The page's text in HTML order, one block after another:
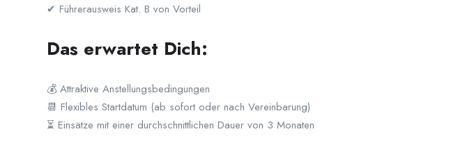
✔ Führerausweis Kat. B von Vorteil
Das erwartet Dich:
💰 Attraktive Anstellungsbedingungen
📆 Flexibles Startdatum (ab sofort oder nach Vereinbarung)
⏳ Einsätze mit einer durchschnittlichen Dauer von 3 Monaten